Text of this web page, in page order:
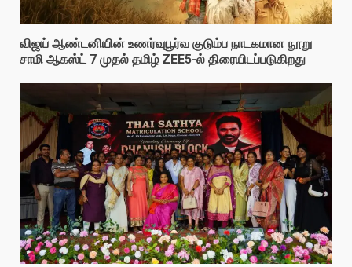
விஜய் ஆண்டனியின் உணர்வுபூர்வ குடும்ப நாடகமான நூறு
சாமி ஆகஸ்ட் 7 முதல் தமிழ் ZEE5-ல் திரையிடப்படுகிறது